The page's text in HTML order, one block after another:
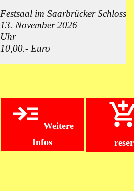
Festsaal im Saarbrücker Schloss
13. November 2026
Uhr
10,00.- Euro
Weitere
Infos